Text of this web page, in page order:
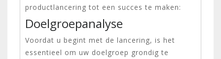
productlancering tot een succes te maken:
Doelgroepanalyse
Voordat u begint met de lancering, is het
essentieel om uw doelgroep grondig te